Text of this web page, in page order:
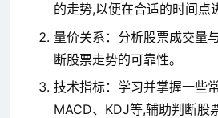
的走势,以便在合适的时间点
量价关系：分析股票成交量
断股票走势的可靠性。
技术指标：学习并掌握一些
MACD、KDJ等,辅助判断股